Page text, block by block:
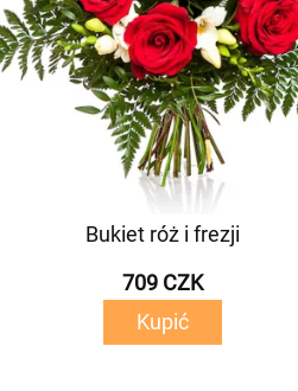
Bukiet róż i frezji
709 CZK
Kupić